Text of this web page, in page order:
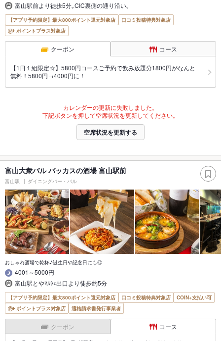
富山駅前より徒歩5分｡CIC裏側の通り沿い｡
【アプリ予約限定】最大800ポイント還元対象店
口コミ投稿特典対象店
ポイントプラス対象店
クーポン コース
【1日１組限定☆】5800円コースご予約で飲み放題分1800円がなんと
無料！5800円→4000円に！
カレンダーの更新に失敗しました。
下記ボタンを押して空席状況を更新してください。
空席状況を更新する
富山大衆バル バッカスの酒場 富山駅前
富山駅 ダイニングバー・バル
おしゃれ酒場で乾杯♪誕生日や記念日にも◎
4001～5000円
富山駅とやﾏﾙｼｪ出口より徒歩約5分
【アプリ予約限定】最大800ポイント還元対象店 口コミ投稿特典対象店
COIN+支払い可
ポイントプラス対象店
適格請求書発行事業者
クーポン コース